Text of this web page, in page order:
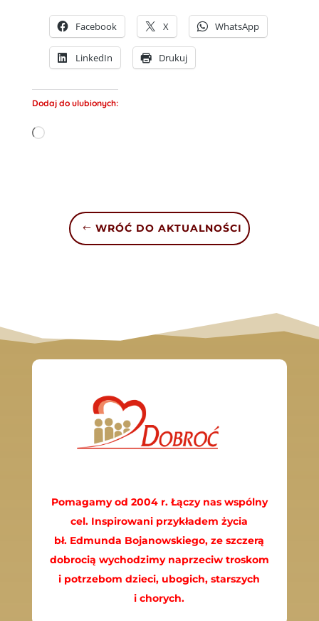
Facebook X WhatsApp
LinkedIn Drukuj
Dodaj do ulubionych:
Wczytywanie…
WRÓĆ DO AKTUALNOŚCI
Pomagamy od 2004 r. Łączy nas wspólny
cel. Inspirowani przykładem życia
bł. Edmunda Bojanowskiego, ze szczerą
dobrocią wychodzimy naprzeciw troskom
i potrzebom dzieci, ubogich, starszych
i chorych.